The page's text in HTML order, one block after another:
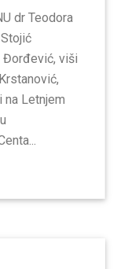
dr Teodora
Đorđević, viši
na Letnjem